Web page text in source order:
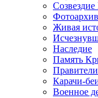
Созвездие
Фотоархив
Живая
Наследие
Память
Карачи-
Военное